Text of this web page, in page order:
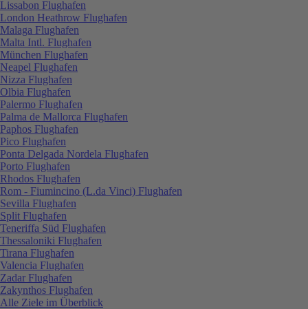
Lissabon Flughafen
London Heathrow Flughafen
Malaga Flughafen
Malta Intl. Flughafen
München Flughafen
Neapel Flughafen
Nizza Flughafen
Olbia Flughafen
Palermo Flughafen
Palma de Mallorca Flughafen
Paphos Flughafen
Pico Flughafen
Ponta Delgada Nordela Flughafen
Porto Flughafen
Rhodos Flughafen
Rom - Fiumincino (L.da Vinci) Flughafen
Sevilla Flughafen
Split Flughafen
Teneriffa Süd Flughafen
Thessaloniki Flughafen
Tirana Flughafen
Valencia Flughafen
Zadar Flughafen
Zakynthos Flughafen
Alle Ziele im Überblick